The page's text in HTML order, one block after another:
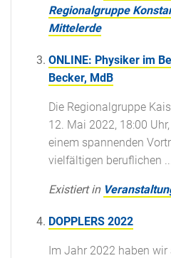
Regionalgruppe
Mittelerde
ONLINE: Physiker im
Becker, MdB
Die Regionalgruppe
12. Mai 2022, 18:00
einem spannenden
vielfältigen beruflichen
Existiert in
DOPPLERS 2022
Im Jahr 2022 haben